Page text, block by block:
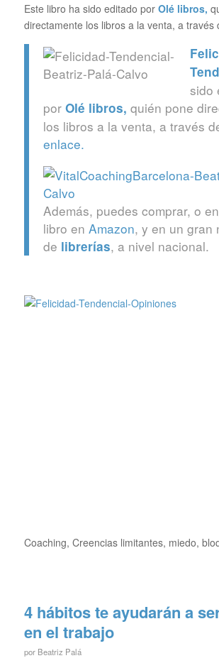
Este libro ha sido editado por Olé libros,
directamente los libros a la venta, a través
sido
por Olé libros, quién pone
los libros a la venta, a través
enlace.
Además, puedes comprar, o
libro en Amazon, y en un gran
de librerías, a nivel nacional.
Coaching, Creencias limitantes, miedo,
4 hábitos te ayudarán a
en el trabajo
por Beatriz Palá